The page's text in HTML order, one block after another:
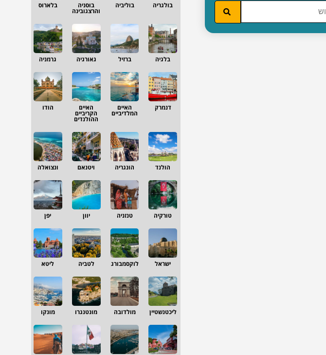
בולגריה בוליביה בוסניה
והרצגובינה
בלארוס
בלגיה ברזיל גאורגיה גרמניה
דנמרק האיים
המלדיביים
האיים
הקריביים
ההולנדים
הודו
הולנד הונגריה ויטנאם ונצואלה
טורקיה טנזניה יוון יפן
ישראל לוקסמבורג לטביה ליטא
ליכטנשטיין מולדובה מונטנגרו מונקו